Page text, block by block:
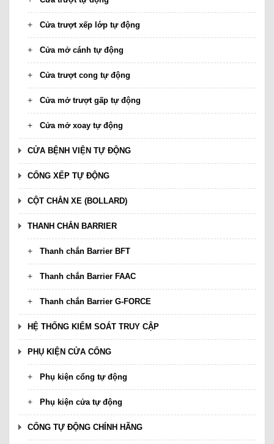
Cửa trượt xếp lớp tự động
Cửa mở cánh tự động
Cửa trượt cong tự động
Cửa mở trượt gấp tự động
Cửa mở xoay tự động
CỬA BỆNH VIỆN TỰ ĐỘNG
CỔNG XẾP TỰ ĐỘNG
CỘT CHẮN XE (BOLLARD)
THANH CHẮN BARRIER
Thanh chắn Barrier BFT
Thanh chắn Barrier FAAC
Thanh chắn Barrier G-FORCE
HỆ THỐNG KIỂM SOÁT TRUY CẬP
PHỤ KIỆN CỬA CỔNG
Phụ kiện cổng tự động
Phụ kiện cửa tự động
CỔNG TỰ ĐỘNG CHÍNH HÃNG